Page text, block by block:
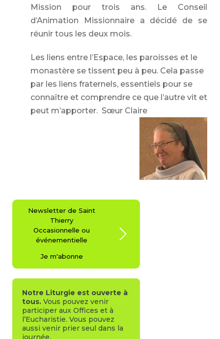
Mission pour trois ans. Le Conseil
d’Animation Missionnaire a décidé de se
réunir tous les deux mois.
Les liens entre l’Espace, les paroisses et le
monastère se tissent peu à peu. Cela passe
par les liens fraternels, essentiels pour se
connaître et comprendre ce que l’autre vit et
peut m’apporter. Sœur Claire
Newsletter de Saint
Thierry
Occasionnelle ou
événementielle
Je m'abonne
Notre Liturgie est ouverte à
tous. Vous pouvez venir
participer aux Offices et à
l’Eucharistie. Vous pouvez
aussi venir prier seul dans la
journée.